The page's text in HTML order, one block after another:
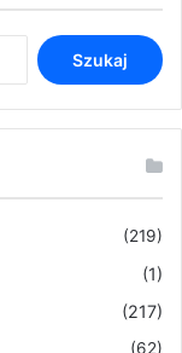
Szukaj
(219)
(1)
(217)
(62)